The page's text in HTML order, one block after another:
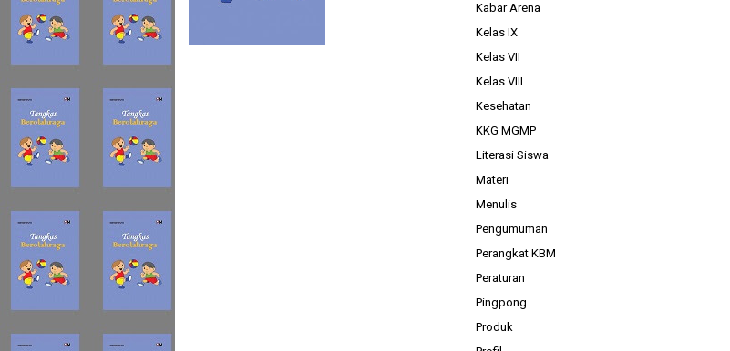
Kabar Arena
Kelas IX
Kelas VII
Kelas VIII
Kesehatan
KKG MGMP
Literasi Siswa
Materi
Menulis
Pengumuman
Perangkat KBM
Peraturan
Pingpong
Produk